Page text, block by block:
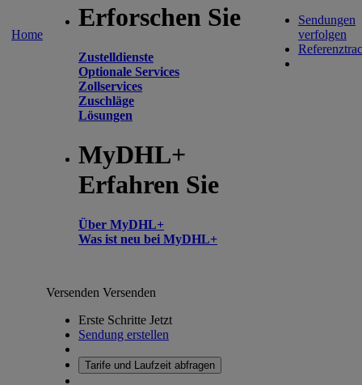
Home
Erforschen Sie
Zustelldienste
Optionale Services
Zollservices
Zuschläge
Lösungen
MyDHL+
Erfahren Sie
Über MyDHL+
Was ist neu bei MyDHL+
Sendungen
verfolgen
Versenden Versenden
Erste Schritte Jetzt
Sendung erstellen
Tarife und Laufzeit abfragen